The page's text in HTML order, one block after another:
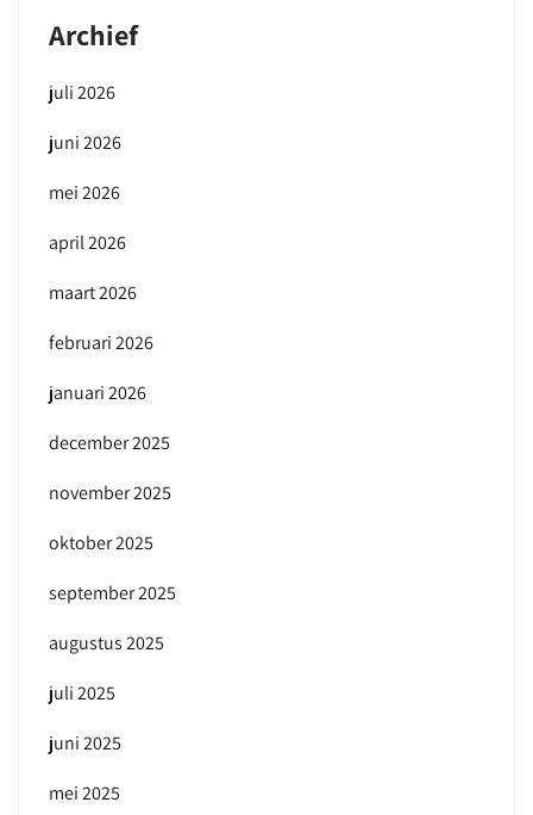
Archief
juli 2026
juni 2026
mei 2026
april 2026
maart 2026
februari 2026
januari 2026
december 2025
november 2025
oktober 2025
september 2025
augustus 2025
juli 2025
juni 2025
mei 2025